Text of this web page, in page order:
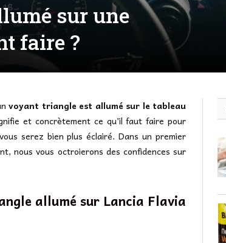
sur une
faire ?
voyant triangle est allumé sur le tableau
et concrètement ce qu’il faut faire pour
serez bien plus éclairé. Dans un premier
nous vous octroierons des confidences sur
allumé sur Lancia Flavia